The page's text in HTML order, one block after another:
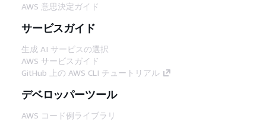
AWS 意思決定ガイド
サービスガイド
生成 AI サービスの選択
AWS サービスガイド
GitHub 上の AWS CLI チュートリアル
デベロッパーツール
AWS コード例ライブラリ